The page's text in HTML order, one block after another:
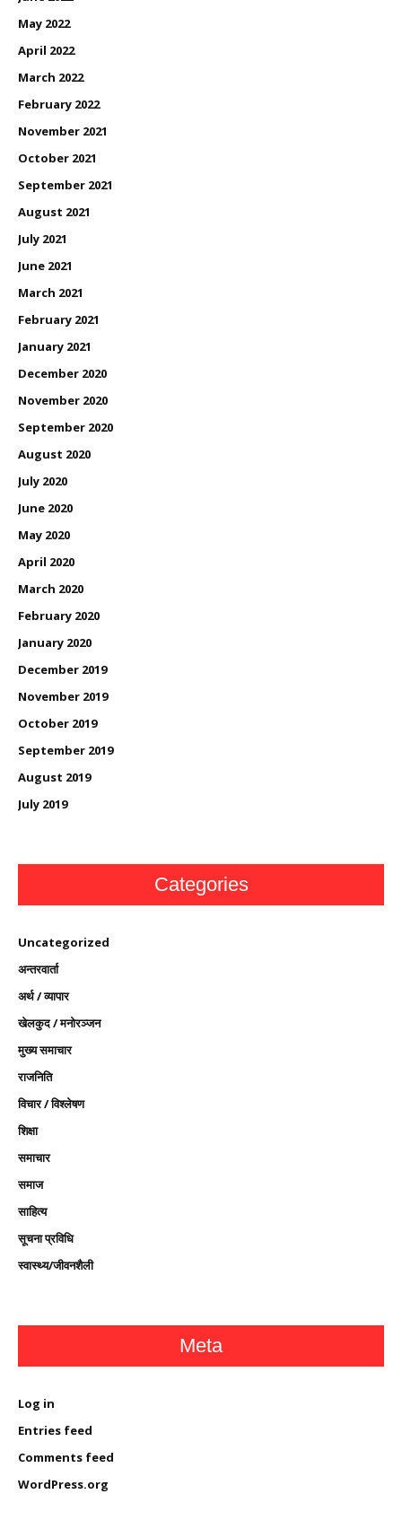
May 2022
April 2022
March 2022
February 2022
November 2021
October 2021
September 2021
August 2021
July 2021
June 2021
March 2021
February 2021
January 2021
December 2020
November 2020
September 2020
August 2020
July 2020
June 2020
May 2020
April 2020
March 2020
February 2020
January 2020
December 2019
November 2019
October 2019
September 2019
August 2019
July 2019
Categories
Uncategorized
अन्तरवार्ता
अर्थ / व्यापार
खेलकुद / मनोरञ्जन
मुख्य समाचार
राजनिति
विचार / विश्लेषण
शिक्षा
समाचार
समाज
साहित्य
सूचना प्रविधि
स्वास्थ्य/जीवनशैली
Meta
Log in
Entries feed
Comments feed
WordPress.org